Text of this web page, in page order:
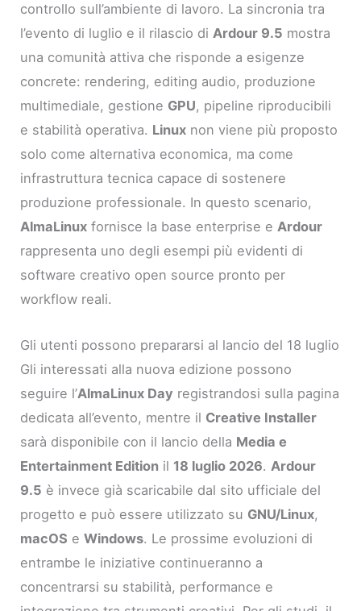
controllo sull’ambiente di lavoro. La sincronia tra
l’evento di luglio e il rilascio diArdour 9.5 mostra
una comunità attiva che risponde a esigenze
concrete: rendering, editing audio, produzione
multimediale, gestione GPU, pipeline riproducibili
e stabilità operativa. Linux non viene più proposto
solo come alternativa economica, ma come
infrastruttura tecnica capace di sostenere
produzione professionale. In questo scenario,
AlmaLinux fornisce la base enterprise eArdour
rappresenta uno degli esempi più evidenti di
software creativo open source pronto per
workflow reali.
Gli utenti possono prepararsi al lancio del 18 luglio
Gli interessati alla nuova edizione possono
seguire l’AlmaLinux Day registrandosi sulla pagina
dedicata all’evento, mentre il Creative Installer
sarà disponibile con il lancio della Media e
Entertainment Edition il 18 luglio 2026. Ardour
9.5 è invece già scaricabile dal sito ufficiale del
progetto e può essere utilizzato su GNU/Linux,
macOS eWindows. Le prossime evoluzioni di
entrambe le iniziative continueranno a
concentrarsi su stabilità, performance e